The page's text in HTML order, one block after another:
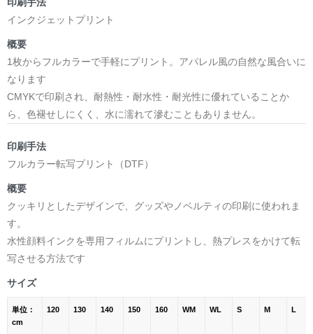
インクジェットプリント
概要
1枚からフルカラーで手軽にプリント。アパレル風の自然な風合いに
なります
CMYKで印刷され、耐熱性・耐水性・耐光性に優れていることか
ら、色褪せしにくく、水に濡れて滲むこともありません。
印刷手法
フルカラー転写プリント（DTF）
概要
クッキリとしたデザインで、グッズやノベルティの印刷に使われま
す。
水性顔料インクを専用フィルムにプリントし、熱プレスをかけて転
写させる方法です
サイズ
単位：
cm
120 130 140 150 160 WM WL S M L